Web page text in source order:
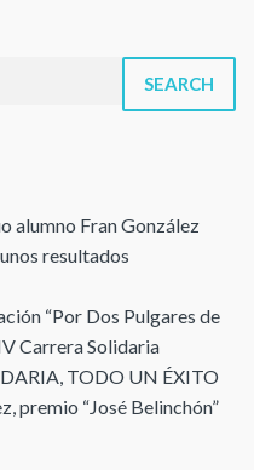
SEARCH
alumno Fran González
resultados
“Por Dos Pulgares de
Carrera Solidaria
TODO UN ÉXITO
premio “José Belinchón”